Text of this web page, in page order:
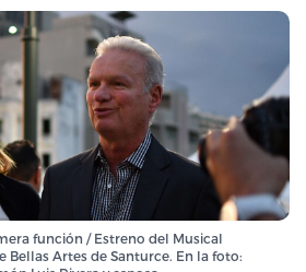
función / Estreno del Musical
Bellas Artes de Santurce. En la foto: